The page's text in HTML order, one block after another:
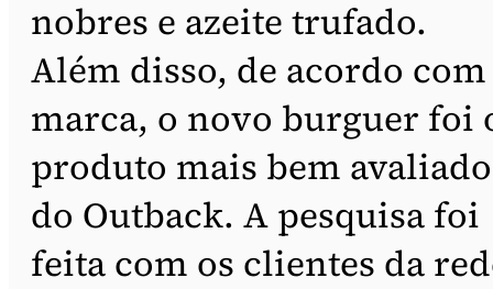
nobres e azeite trufado.
Além disso, de acordo com
marca, o novo burguer foi
produto mais bem avaliado
do Outback. A pesquisa foi
feita com os clientes da